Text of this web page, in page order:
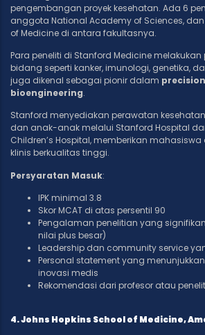
pengembangan proyek kesehatan. Ada 6
anggota National Academy of Sciences,
of Medicine di antara fakultasnya.
Para peneliti di Stanford Medicine
bidang seperti kanker, imunologi, genetika,
juga dikenal sebagai pionir dalam
bioengineering.
Stanford menyediakan perawatan
dan anak-anak melalui Stanford Hospital
Children’s Hospital, memberikan mahasiswa
klinis berkualitas tinggi.
Persyaratan Masuk:
IPK minimal 3.8
Skor MCAT di atas persentil 90
Pengalaman penelitian yang
nilai plus besar)
Leadership dan community service
Personal statement yang
inovasi medis
Rekomendasi dari profesor atau
4. Johns Hopkins School of Medicine,